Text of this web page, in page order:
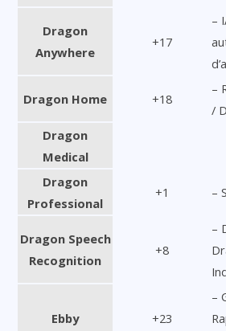
Dragon
Anywhere
+17
–
Dragon Home +18
–
/
Dragon
Medical
Dragon
Professional
+1 –
Dragon Speech
Recognition
+8
–
Ebby +23
–